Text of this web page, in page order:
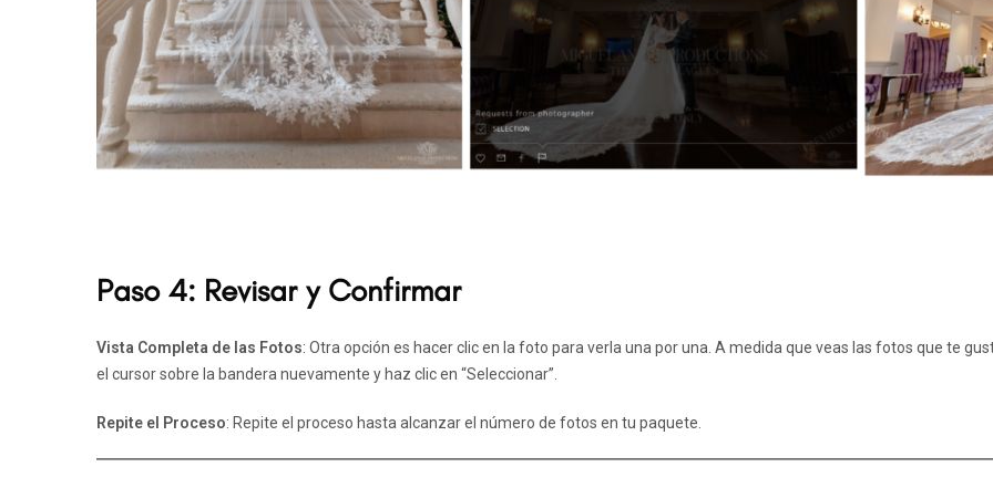
Paso 4: Revisar y Confirmar
Vista Completa de las Fotos: Otra opción es hacer clic en la foto para verla una por una. A medida que veas las fotos que te
el cursor sobre la bandera nuevamente y haz clic en “Seleccionar”.
Repite el Proceso: Repite el proceso hasta alcanzar el número de fotos en tu paquete.